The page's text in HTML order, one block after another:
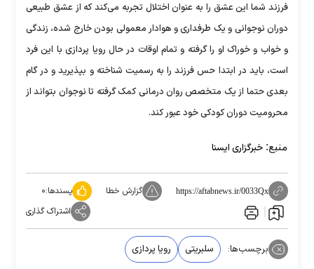
فرزند شما این عشق را به عنوان اختلال تجربه می‌کند که از عشق طبیعی
دوران نوجوانی و یک طرفداری و هوادار معمولی بودن خارج شده، زندگی
و خواب و خوراک او را گرفته و تمام اوقات در حال رویا پردازی با این فرد
است، باید در ابتدا حس فرزند را به رسمیت شناخته و بپذیرید و در گام
بعدی حتما از یک متخصص روان درمانی کمک گرفته تا نوجوان بتواند از
محرومیت دوران کودکی خود عبور کند.
منبع: خبرگزاری ایسنا
https://aftabnews.ir/0033Qx گزارش خطا پسندها:۰
اشتراک گذاری
برچسب‌ها: سلبریتی رویا پردازی